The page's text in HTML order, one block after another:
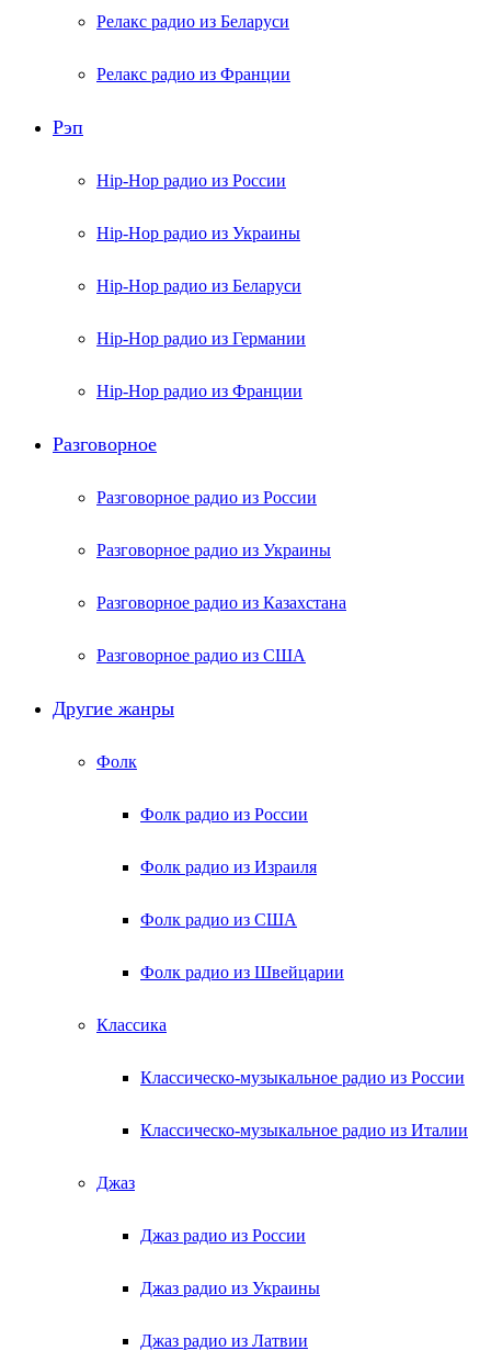
Релакс радио из Беларуси
Релакс радио из Франции
Рэп
Hip-Hop радио из России
Hip-Hop радио из Украины
Hip-Hop радио из Беларуси
Hip-Hop радио из Германии
Hip-Hop радио из Франции
Разговорное
Разговорное радио из России
Разговорное радио из Украины
Разговорное радио из Казахстана
Разговорное радио из США
Другие жанры
Фолк
Фолк радио из России
Фолк радио из Израиля
Фолк радио из США
Фолк радио из Швейцарии
Классика
Классическо-музыкальное радио из России
Классическо-музыкальное радио из Италии
Джаз
Джаз радио из России
Джаз радио из Украины
Джаз радио из Латвии